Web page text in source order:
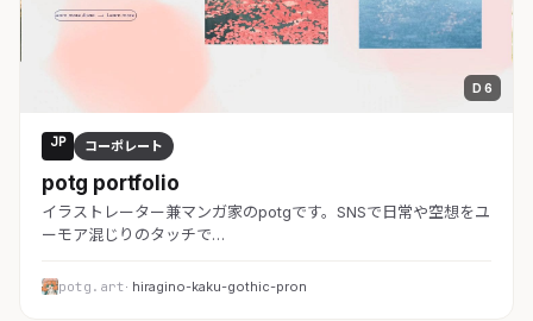
D 6
JP コーポレート
potg portfolio
イラストレーター兼マンガ家のpotgです。SNSで日常や空想をユ
ーモア混じりのタッチで…
potg.art· hiragino-kaku-gothic-pron